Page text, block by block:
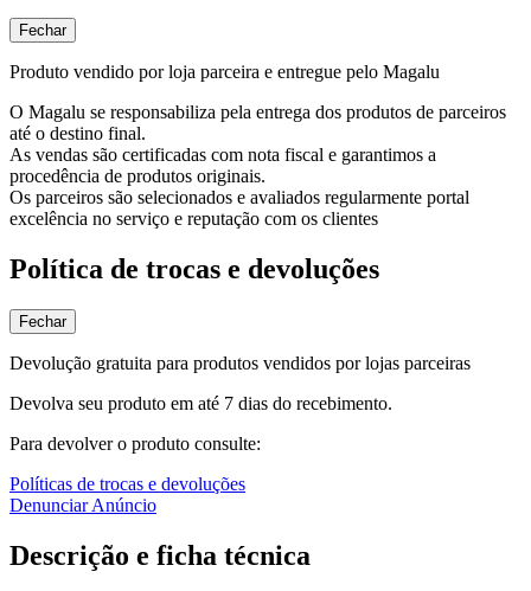
Fechar
Produto vendido por loja parceira e entregue pelo Magalu
O Magalu se responsabiliza pela entrega dos produtos de parceiros
até o destino final.
As vendas são certificadas com nota fiscal e garantimos a
procedência de produtos originais.
Os parceiros são selecionados e avaliados regularmente portal
excelência no serviço e reputação com os clientes
Política de trocas e devoluções
Fechar
Devolução gratuita para produtos vendidos por lojas parceiras
Devolva seu produto em até 7 dias do recebimento.
Para devolver o produto consulte:
Políticas de trocas e devoluções
Denunciar Anúncio
Descrição e ficha técnica